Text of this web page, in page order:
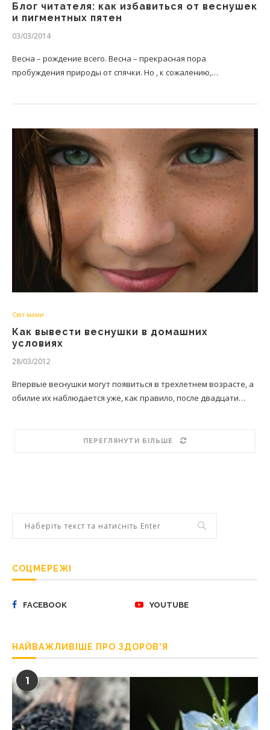
Блог читателя: как избавиться от веснушек
и пигментных пятен
03/03/2014
Весна – рождение всего. Весна – прекрасная пора
пробуждения природы от спячки. Но , к сожалению,…
Світ мами
Как вывести веснушки в домашних
условиях
28/03/2012
Впервые веснушки могут появиться в трехлетнем возрасте, а
обилие их наблюдается уже, как правило, после двадцати…
ПЕРЕГЛЯНУТИ БІЛЬШЕ
СОЦМЕРЕЖІ
FACEBOOK YOUTUBE
НАЙВАЖЛИВІШЕ ПРО ЗДОРОВ’Я
1